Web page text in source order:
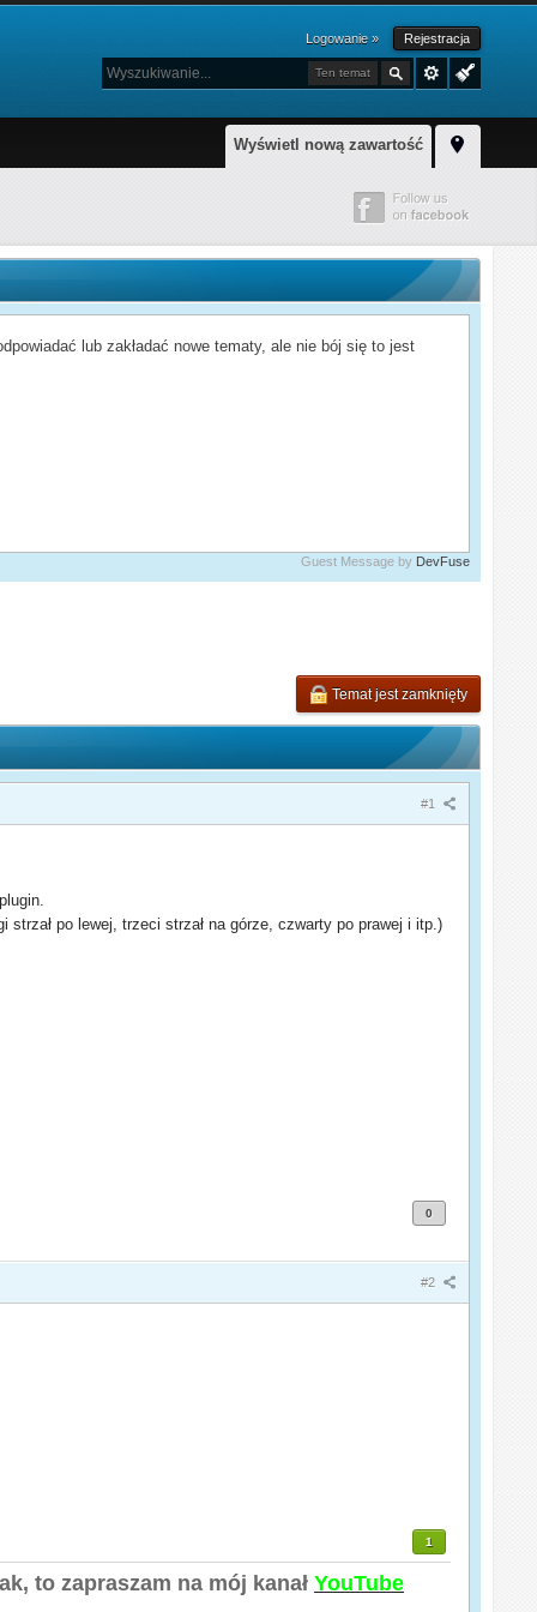
Logowanie » Rejestracja
Ten temat
Wyświetl nową zawartość
lub zakładać nowe tematy, ale nie bój się to jest
Guest Message by DevFuse
Temat jest zamknięty
#1
po lewej, trzeci strzał na górze, czwarty po prawej i itp.)
0
#2
1
to zapraszam na mój kanał YouTube